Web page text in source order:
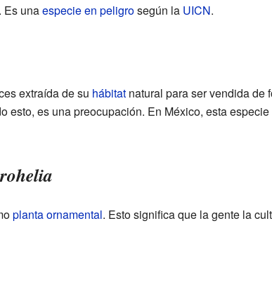
Es unaespecie en peligrosegún la UICN.
extraída de su hábitatnatural para ser vendida de
esto, es una preocupación. En México, esta
planta ornamental. Esto significa que la gente la